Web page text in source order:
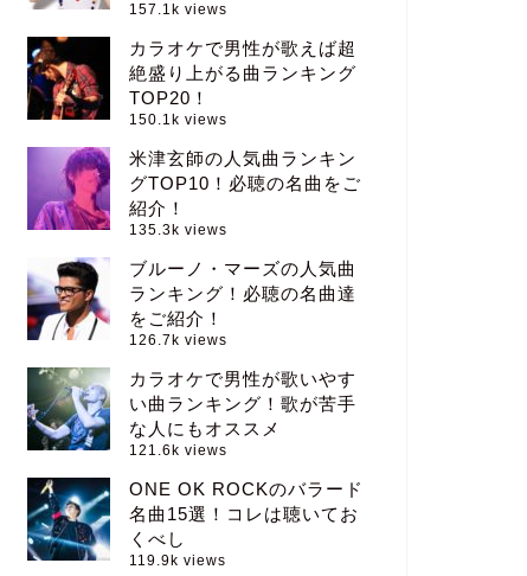
157.1k views
カラオケで男性が歌えば超
絶盛り上がる曲ランキング
TOP20！
150.1k views
米津玄師の人気曲ランキン
グTOP10！必聴の名曲をご
紹介！
135.3k views
ブルーノ・マーズの人気曲
ランキング！必聴の名曲達
をご紹介！
126.7k views
カラオケで男性が歌いやす
い曲ランキング！歌が苦手
な人にもオススメ
121.6k views
ONE OK ROCKのバラード
名曲15選！コレは聴いてお
くべし
119.9k views